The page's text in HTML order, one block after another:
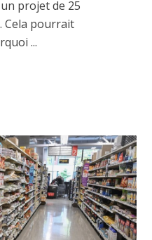
projet de 25
Cela pourrait
...